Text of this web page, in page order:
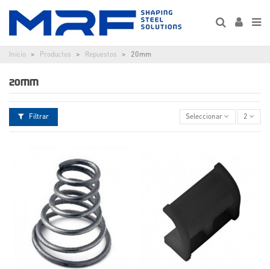
Inicio Productos Repuestos 20mm
20MM
Filtrar Seleccionar 2